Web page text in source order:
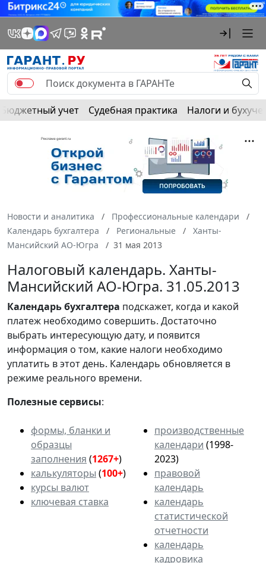
Бюджетный учет Судебная практика Налоги и
Новости и аналитика
Профессиональные календари
Календарь бухгалтера
Региональные
Ханты-
Мансийский АО-Югра
31 мая 2013
Налоговый календарь. Ханты-
Мансийский АО-Югра. 31.05.2013
Календарьбухгалтера подскажет, когда и какой
платеж необходимо совершить. Достаточно
выбрать интересующую дату, и появится
информация о том, какие налоги необходимо
уплатить в этот день. Календарь обновляется в
режиме реального времени.
Полезные сервисы:
формы, бланки и
образцы
заполнения (1267+)
калькуляторы (100+)
курсы валют
ключевая ставка
производственные
календари (1998-
2023)
правовой
календарь
календарь
статистической
отчетности
календарь
кадровика